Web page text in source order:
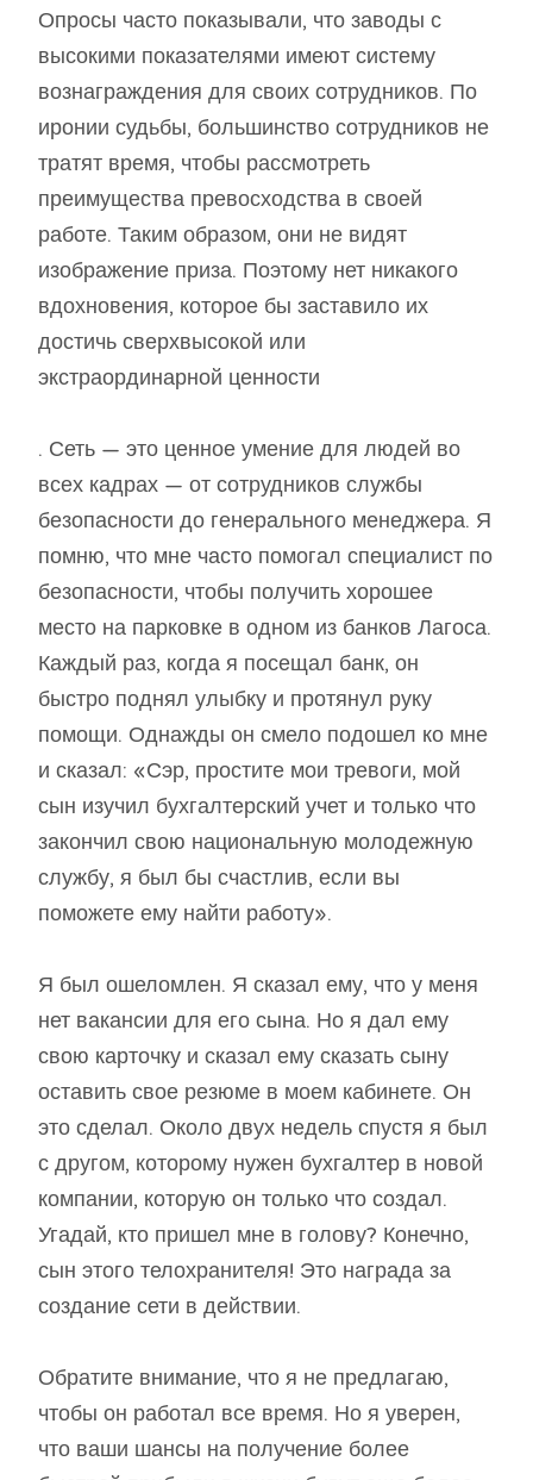
Опросы часто показывали, что заводы с
высокими показателями имеют систему
вознаграждения для своих сотрудников. По
иронии судьбы, большинство сотрудников не
тратят время, чтобы рассмотреть
преимущества превосходства в своей
работе. Таким образом, они не видят
изображение приза. Поэтому нет никакого
вдохновения, которое бы заставило их
достичь сверхвысокой или
экстраординарной ценности
. Сеть — это ценное умение для людей во
всех кадрах — от сотрудников службы
безопасности до генерального менеджера. Я
помню, что мне часто помогал специалист по
безопасности, чтобы получить хорошее
место на парковке в одном из банков Лагоса.
Каждый раз, когда я посещал банк, он
быстро поднял улыбку и протянул руку
помощи. Однажды он смело подошел ко мне
и сказал: «Сэр, простите мои тревоги, мой
сын изучил бухгалтерский учет и только что
закончил свою национальную молодежную
службу, я был бы счастлив, если вы
поможете ему найти работу».
Я был ошеломлен. Я сказал ему, что у меня
нет вакансии для его сына. Но я дал ему
свою карточку и сказал ему сказать сыну
оставить свое резюме в моем кабинете. Он
это сделал. Около двух недель спустя я был
с другом, которому нужен бухгалтер в новой
компании, которую он только что создал.
Угадай, кто пришел мне в голову? Конечно,
сын этого телохранителя! Это награда за
создание сети в действии.
Обратите внимание, что я не предлагаю,
чтобы он работал все время. Но я уверен,
что ваши шансы на получение более